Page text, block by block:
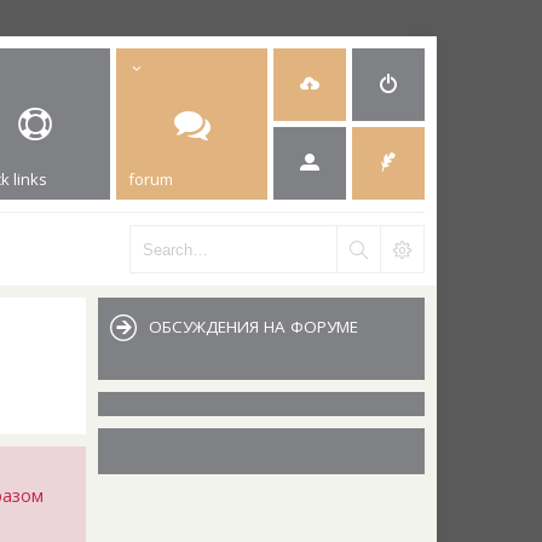
links forum
ОБСУЖДЕНИЯ НА ФОРУМЕ